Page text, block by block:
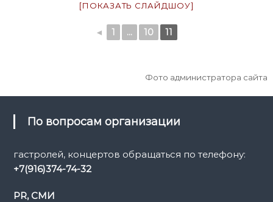
[ПОКАЗАТЬ СЛАЙДШОУ]
◄ 1 ... 10 11
Фото администратора сайта
По вопросам организации
гастролей, концертов обращаться по телефону:
+7(916)374-74-32
PR, СМИ